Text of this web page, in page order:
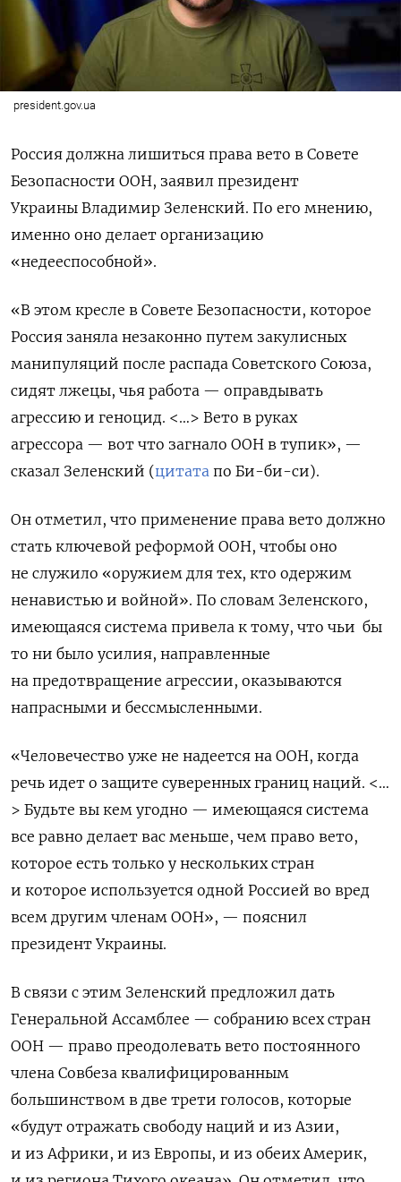
president.gov.ua
Россия должна лишиться права вето в Совете
Безопасности ООН, заявил президент
Украины Владимир Зеленский. По его мнению,
именно оно делает организацию
«недееспособной».
«В этом кресле в Совете Безопасности, которое
Россия заняла незаконно путем закулисных
манипуляций после распада Советского Союза,
сидят лжецы, чья работа — оправдывать
агрессию и геноцид. <…> Вето в руках
агрессора — вот что загнало ООН в тупик», —
сказал Зеленский (цитата по Би-би-си).
Он отметил, что применение права вето должно
стать ключевой реформой ООН, чтобы оно
не служило «оружием для тех, кто одержим
ненавистью и войной». По словам Зеленского,
имеющаяся система привела к тому, что чьи бы
то ни было усилия, направленные
на предотвращение агрессии, оказываются
напрасными и бессмысленными.
«Человечество уже не надеется на ООН, когда
речь идет о защите суверенных границ наций. <…
> Будьте вы кем угодно — имеющаяся система
все равно делает вас меньше, чем право вето,
которое есть только у нескольких стран
и которое используется одной Россией во вред
всем другим членам ООН», — пояснил
президент Украины.
В связи с этим Зеленский предложил дать
Генеральной Ассамблее — собранию всех стран
ООН — право преодолевать вето постоянного
члена Совбеза квалифицированным
большинством в две трети голосов, которые
«будут отражать свободу наций и из Азии,
и из Африки, и из Европы, и из обеих Америк,